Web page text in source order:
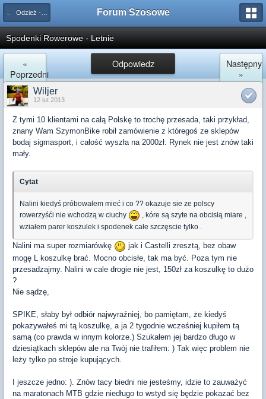
← Odzież - kaski - okulary - buty Forum Szosowe
Spodenki Rowerowe - Letnie
Odpowiedz
«
Poprzedni
Następny
»
Wiljer
12 lut 2013
Z tymi 10 klientami na całą Polskę to trochę przesada, taki przykład,
znany Wam SzymonBike robił zamówienie z któregoś ze sklepów
bodaj sigmasport, i całość wyszła na 2000zł. Rynek nie jest znów taki
mały.
Cytat
Nalini kiedyś próbowałem mieć i co ?? okazuje sie ze polscy
rowerzyśći nie wchodzą w ciuchy
, kóre są szyte na obcisłą miare ,
wziałem parer koszulek i spodenek całe szczęscie tylko .
Nalini ma super rozmiarówkę
jak i Castelli zresztą, bez obaw
mogę L koszulkę brać. Mocno obcisłe, tak ma być. Poza tym nie
przesadzajmy. Nalini w cale drogie nie jest, 150zł za koszulkę to dużo
?
Nie sądzę,
SPIKE, słaby był odbiór najwyraźniej, bo pamiętam, że kiedyś
pokazywałeś mi tą koszulkę, a ja 2 tygodnie wcześniej kupiłem tą
samą (co prawda w innym kolorze.) Szukałem jej bardzo długo w
dziesiątkach sklepów ale na Twój nie trafiłem: ) Tak więc problem nie
leży tylko po stroje kupujących.
I jeszcze jedno: ). Znów tacy biedni nie jesteśmy, idzie to zauważyć
na maratonach MTB gdzie niedługo to wstyd się będzie pokazać bez